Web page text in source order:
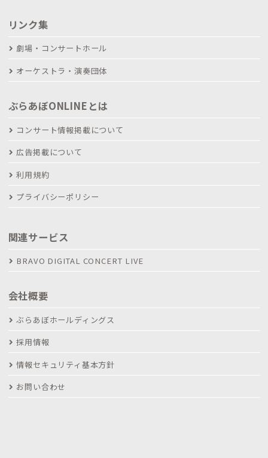
リンク集
劇場・コンサートホール
オーケストラ・演奏団体
ぶらあぼONLINEとは
コンサート情報掲載について
広告掲載について
利用規約
プライバシーポリシー
関連サービス
BRAVO DIGITAL CONCERT LIVE
会社概要
ぶらあぼホールディングス
採用情報
情報セキュリティ基本方針
お問い合わせ